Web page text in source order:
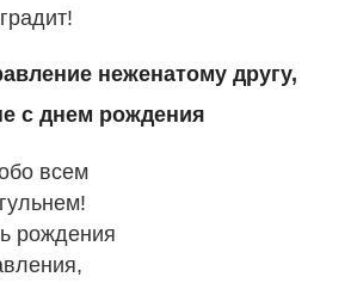
неженатому другу,
с днем рождения
всем
рождения